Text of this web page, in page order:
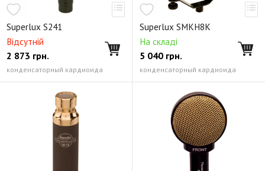
Superlux S241
Відсутній
2 873 грн.
конденсаторный кардиоида
Superlux SMKH8K
На складі
5 040 грн.
конденсаторный кардиоида